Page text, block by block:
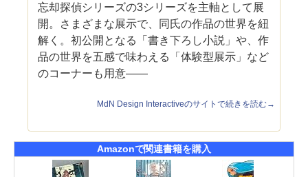
忘却探偵シリーズの3シリーズを主軸として展
開。さまざまな展示で、同氏の作品の世界を紐
解く。初公開となる「書き下ろし小説」や、作
品の世界を五感で味わえる「体験型展示」など
のコーナーも用意――
MdN Design Interactiveのサイトで続きを読む→
Amazonで関連書籍を購入